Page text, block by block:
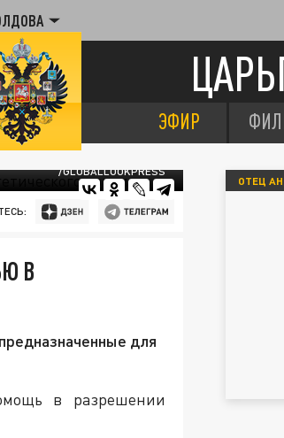
ЭФИР
/GLOBALLOOKPRESS
В
для
в разрешении
ОТЕЦ